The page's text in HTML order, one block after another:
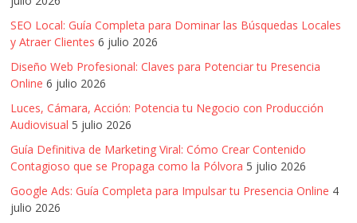
Artículos,
Gente,
Contenidos
de
Calidad,
Eventos
de
Marketing,
Mercadotecnia,
Eventos
Publicitarios,
SEO Local: Guía Completa para Dominar las Búsquedas Locales
y Atraer Clientes 6 julio 2026
Diseño Web Profesional: Claves para Potenciar tu Presencia
Online 6 julio 2026
Luces, Cámara, Acción: Potencia tu Negocio con Producción
Audiovisual 5 julio 2026
Guía Definitiva de Marketing Viral: Cómo Crear Contenido
Contagioso que se Propaga como la Pólvora 5 julio 2026
Google Ads: Guía Completa para Impulsar tu Presencia Online 4
julio 2026